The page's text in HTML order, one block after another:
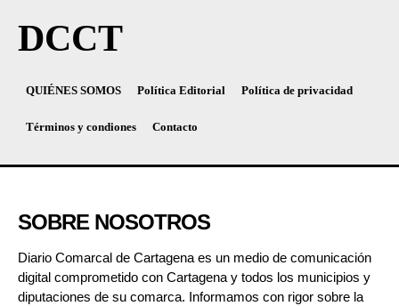
DCCT
QUIÉNES SOMOS Política Editorial Política de privacidad
Términos y condiones Contacto
SOBRE NOSOTROS
Diario Comarcal de Cartagena es un medio de comunicación
digital comprometido con Cartagena y todos los municipios y
diputaciones de su comarca. Informamos con rigor sobre la